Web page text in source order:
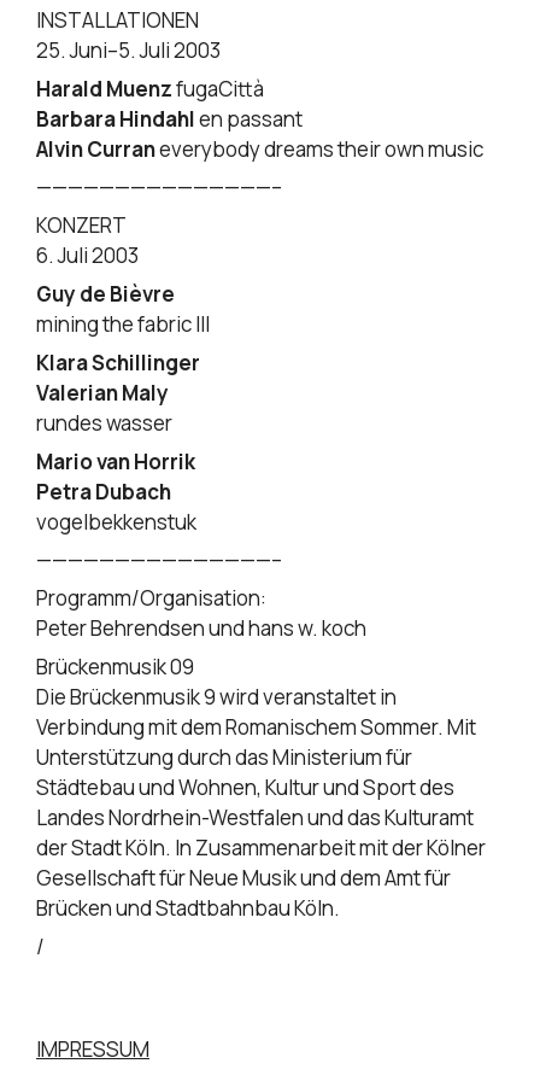
INSTALLATIONEN
25. Juni–5. Juli 2003
Harald MuenzfugaCittà
Barbara Hindahlen passant
Alvin Curraneverybody dreams their own music
———————————————–
KONZERT
6. Juli 2003
Guy de Bièvre
mining the fabric III
Klara Schillinger
Valerian Maly
rundes wasser
Mario van Horrik
Petra Dubach
vogelbekkenstuk
———————————————–
Programm/Organisation:
Peter Behrendsen und hans w. koch
Brückenmusik 09
Die Brückenmusik 9 wird veranstaltet in
Verbindung mit dem Romanischem Sommer. Mit
Unterstützung durch das Ministerium für
Städtebau und Wohnen, Kultur und Sport des
Landes Nordrhein-Westfalen und das Kulturamt
der Stadt Köln. In Zusammenarbeit mit der Kölner
Gesellschaft für Neue Musik und dem Amt für
Brücken und Stadtbahnbau Köln.
/
IMPRESSUM